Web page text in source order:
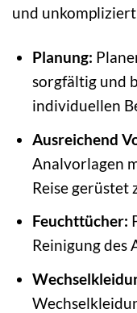
und
Planung:
sorgfältig und
individuellen
Ausreichend
Analvorlagen
Reise gerüstet
Feuchttücher:
Reinigung des